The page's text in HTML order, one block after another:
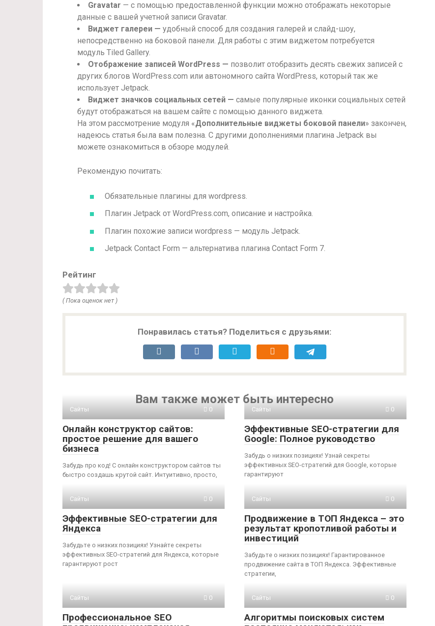
Gravatar — с помощью предоставленной функции можно отображать некоторые
данные с вашей учетной записи Gravatar.
Виджет галереи — удобный способ для создания галерей и слайд-шоу,
непосредственно на боковой панели. Для работы с этим виджетом потребуется
модуль Tiled Gallery.
Отображение записей WordPress — позволит отобразить десять свежих записей с
других блогов WordPress.com или автономного сайта WordPress, который так же
использует Jetpack.
Виджет значков социальных сетей — самые популярные иконки социальных сетей
будут отображаться на вашем сайте с помощью данного виджета.
На этом рассмотрение модуля «Дополнительные виджеты боковой панели» закончен,
надеюсь статья была вам полезна. С другими дополнениями плагина Jetpack вы
можете ознакомиться в обзоре модулей.
Рекомендую почитать:
Обязательные плагины для wordpress.
Плагин Jetpack от WordPress.com, описание и настройка.
Плагин похожие записи wordpress — модуль Jetpack.
Jetpack Contact Form — альтернатива плагина Contact Form 7.
Рейтинг
( Пока оценок нет )
Понравилась статья? Поделиться с друзьями:
Вам также может быть интересно
Сайты 0
Онлайн конструктор сайтов:
простое решение для вашего
бизнеса
Забудь про код! С онлайн конструктором сайтов ты
быстро создашь крутой сайт. Интуитивно, просто,
Сайты 0
Эффективные SEO-стратегии для
Google: Полное руководство
Забудь о низких позициях! Узнай секреты
эффективных SEO-стратегий для Google, которые
гарантируют
Сайты 0
Эффективные SEO-стратегии для
Яндекса
Забудьте о низких позициях! Узнайте секреты
эффективных SEO-стратегий для Яндекса, которые
гарантируют рост
Сайты 0
Продвижение в ТОП Яндекса – это
результат кропотливой работы и
инвестиций
Забудьте о низких позициях! Гарантированное
продвижение сайта в ТОП Яндекса. Эффективные
стратегии,
Сайты 0
Профессиональное SEO
Сайты 0
Алгоритмы поисковых систем